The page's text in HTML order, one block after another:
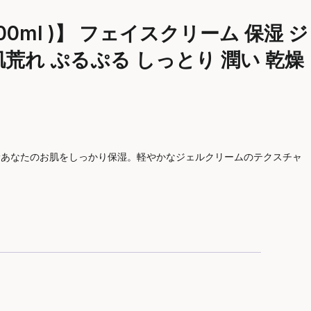
)】 フェイスクリーム 保湿 ジ
れ ぷるぷる しっとり 潤い 乾燥
なたのお肌をしっかり保湿。軽やかなジェルクリームのテクスチャ